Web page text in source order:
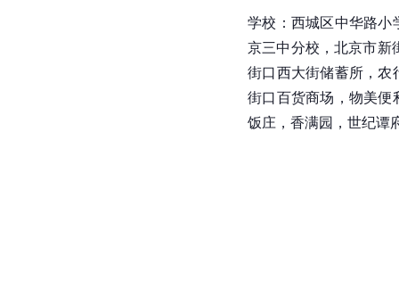
学校：西城区中华路小
京三中分校，北京市新
街口西大街储蓄所，农
街口百货商场， 物美便
饭庄，香满园，世纪谭